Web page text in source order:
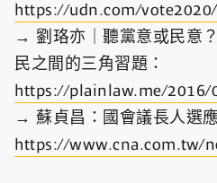
https://udn.com/vote2020/
→ 劉珞亦｜聽黨意或民意
民之間的三角習題：
https://plainlaw.me/2016/
→ 蘇貞昌：國會議長人選
https://www.cna.com.tw/